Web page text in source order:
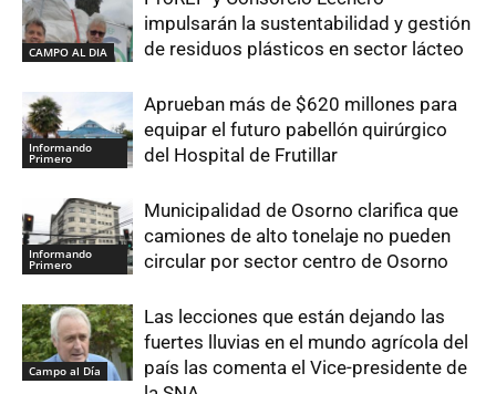
CAMPO AL DIA
impulsarán la sustentabilidad y gestión
de residuos plásticos en sector lácteo
Informando
Primero
Aprueban más de $620 millones para
equipar el futuro pabellón quirúrgico
del Hospital de Frutillar
Informando
Primero
Municipalidad de Osorno clarifica que
camiones de alto tonelaje no pueden
circular por sector centro de Osorno
Campo al Día
Las lecciones que están dejando las
fuertes lluvias en el mundo agrícola del
país las comenta el Vice-presidente de